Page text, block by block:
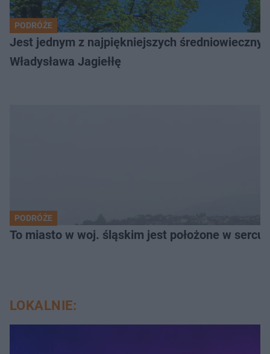
PODRÓŻE
Jest jednym z najpiękniejszych
Władysława Jagiełłę
PODRÓŻE
To miasto w woj. śląskim jest położone w
LOKALNIE: